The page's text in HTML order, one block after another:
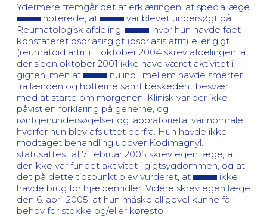
Ydermere fremgår det af erklæringen, at speciallæge
noterede, at
var blevet undersøgt på
Reumatologisk afdeling,
, hvor hun havde fået
konstateret psoriasisgigt (psoriasis atrit) eller gigt
(reumatoid artrit). I oktober 2004 skrev afdelingen, at
der siden oktober 2001 ikke have været aktivitet i
gigten, men at
nu ind i mellem havde smerter
fra lænden og hofterne samt beskedent besvær
med at starte om morgenen. Klinisk var der ikke
påvist en forklaring på generne, og
røntgenundersøgelser og laboratorietal var normale,
hvorfor hun blev afsluttet derfra. Hun havde ikke
modtaget behandling udover Kodimagnyl. I
statusattest af 7. februar 2005 skrev egen læge, at
der ikke var fundet aktivitet i gigtsygdommen, og at
det på dette tidspunkt blev vurderet, at
ikke
havde brug for hjælpemidler. Videre skrev egen læge
den 6. april 2005, at hun måske alligevel kunne få
behov for stokke og/eller kørestol.